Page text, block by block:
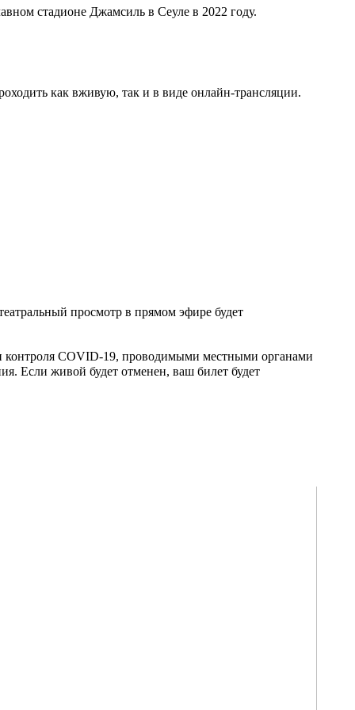
стадионе Джамсиль в Сеуле в 2022 году.
как вживую, так и в виде онлайн-трансляции.
просмотр в прямом эфире будет
контроля COVID-19, проводимыми местными органами
Если живой будет отменен, ваш билет будет